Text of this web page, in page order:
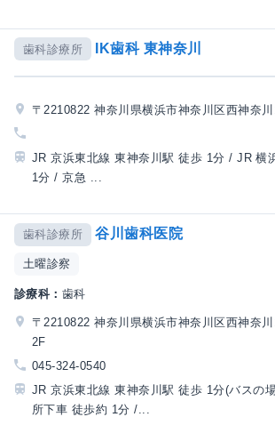
歯科診療所 IK歯科 東神奈川
〒2210822 神奈川県横浜市神奈川区西神奈
JR 京浜東北線 東神奈川駅 徒歩 1分 / JR 横
1分 / 京急 ...
歯科診療所 谷川歯科医院
土曜診察
診療科： 歯科
〒2210822 神奈川県横浜市神奈川区西神奈
2F
045-324-0540
JR 京浜東北線 東神奈川駅 徒歩 1分(バスの
所下車 徒歩約 1分 /...